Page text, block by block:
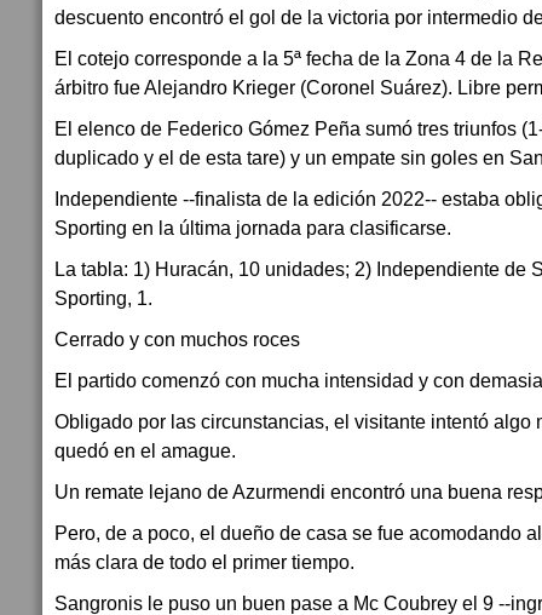
descuento encontró el gol de la victoria por intermedio
El cotejo corresponde a la 5ª fecha de la Zona 4 de la
árbitro fue Alejandro Krieger (Coronel Suárez). Libre
El elenco de Federico Gómez Peña sumó tres triunfos
duplicado y el de esta tare) y un empate sin goles en
Independiente --finalista de la edición 2022-- estaba
Sporting en la última jornada para clasificarse.
La tabla: 1) Huracán, 10 unidades; 2) Independiente de
Sporting, 1.
Cerrado y con muchos roces
El partido comenzó con mucha intensidad y con
Obligado por las circunstancias, el visitante intentó algo
quedó en el amague.
Un remate lejano de Azurmendi encontró una buena
Pero, de a poco, el dueño de casa se fue acomodando
más clara de todo el primer tiempo.
Sangronis le puso un buen pase a Mc Coubrey el 9 --